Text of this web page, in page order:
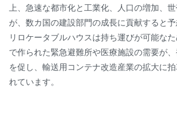
上、急速な都市化と工業化、人口の増加、
が、数カ国の建設部門の成長に貢献すると予
リロケータブルハウスは持ち運びが可能な
で作られた緊急避難所や医療施設の需要が
を促し、輸送用コンテナ改造産業の拡大に
れています。